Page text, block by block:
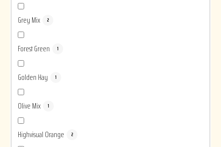
Grey Mix 2
Forest Green 1
Golden Hay 1
Olive Mix 1
Highvisual Orange 2